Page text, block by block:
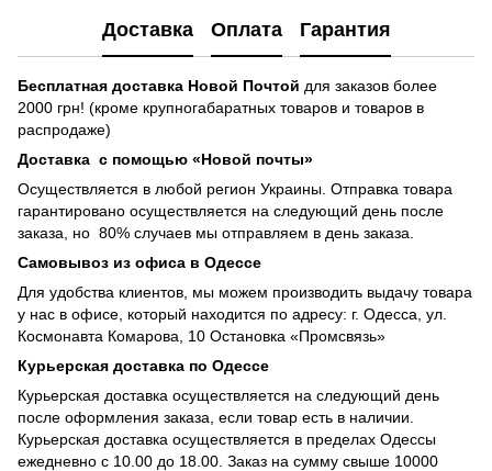
Доставка Оплата Гарантия
Бесплатная доставка Новой Почтой для заказов более
2000 грн! (кроме крупногабаратных товаров и товаров в
распродаже)
Доставка с помощью «Новой почты»
Осуществляется в любой регион Украины. Отправка товара
гарантировано осуществляется на следующий день после
заказа, но 80% случаев мы отправляем в день заказа.
Самовывоз из офиса в Одессе
Для удобства клиентов, мы можем производить выдачу товара
у нас в офисе, который находится по адресу: г. Одесса, ул.
Космонавта Комарова, 10 Остановка «Промсвязь»
Курьерская доставка по Одессе
Курьерская доставка осуществляется на следующий день
после оформления заказа, если товар есть в наличии.
Курьерская доставка осуществляется в пределах Одессы
ежедневно с 10.00 до 18.00. Заказ на сумму свыше 10000